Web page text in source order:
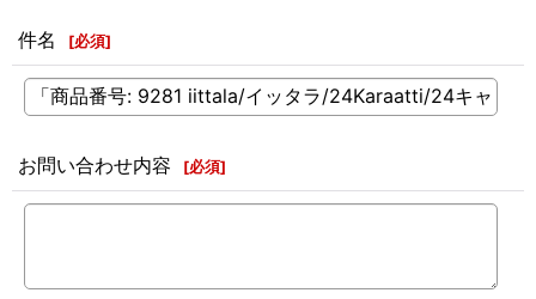
件名 [必須]
お問い合わせ内容 [必須]